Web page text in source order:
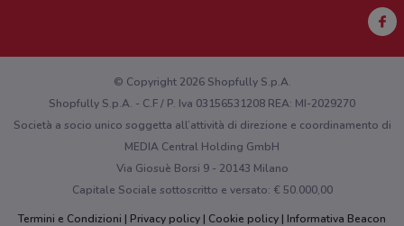
Hai un malfunzionamento sul web o sull'app?
© Copyright 2026 Shopfully S.p.A.
Shopfully S.p.A. - C.F / P. Iva 03156531208 REA: MI-2029270
Società a socio unico soggetta all’attività di direzione e coordinamento di
MEDIA Central Holding GmbH
Via Giosuè Borsi 9 - 20143 Milano
Capitale Sociale sottoscritto e versato: € 50.000,00
Termini e Condizioni
Privacy policy Cookie policy Informativa Beacon